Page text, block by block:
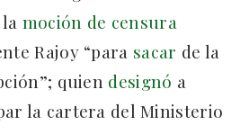
moción de censura
Rajoy “para sacar de la
quien designó a
la cartera del Ministerio